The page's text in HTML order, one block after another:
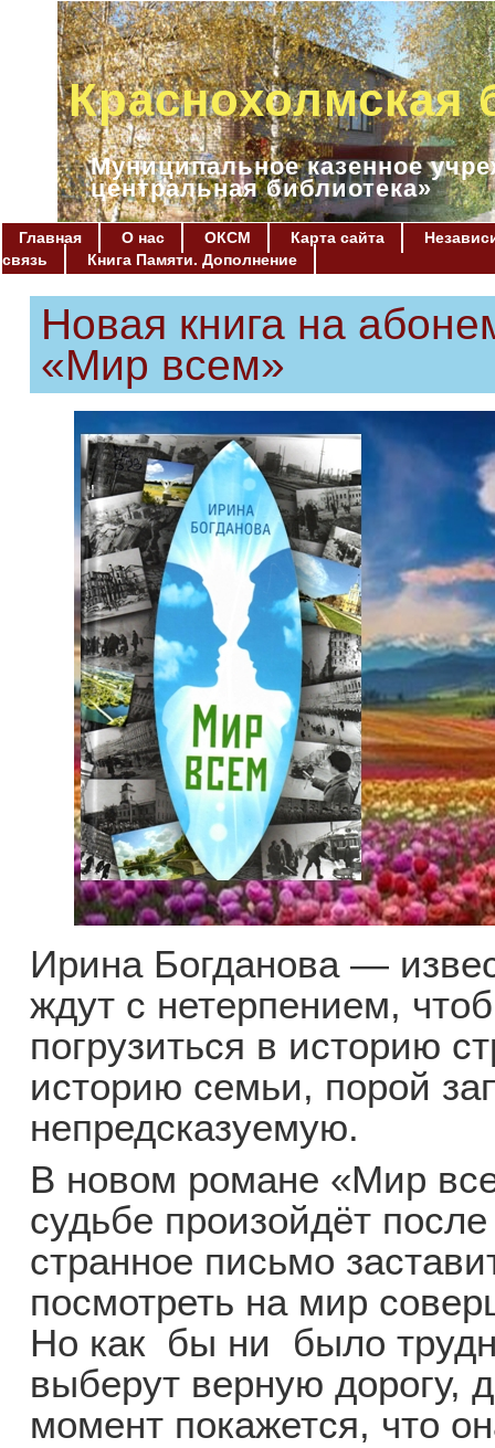
Краснохолмская
Муниципальное казенное
центральная библиотека»
Главная О нас ОКСМ Карта сайта
связь
Книга Памяти. Дополнение
Новая книга на
«Мир всем»
Ирина Богданова —
ждут с нетерпением,
погрузиться в историю
историю семьи, порой
непредсказуемую.
В новом романе «Мир
судьбе произойдёт
странное письмо
посмотреть на мир
Но как бы ни было
выберут верную дорогу,
момент покажется, что